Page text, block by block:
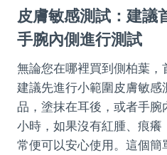
皮膚敏感測試：建議
手腕內側進行測試
無論您在哪裡買到側柏葉，
建議先進行小範圍皮膚敏
品，塗抹在耳後，或者手
小時，如果沒有紅腫、痕
常便可以安心使用。這個